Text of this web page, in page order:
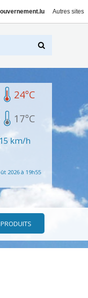
Autres sites
24°C
17°C
15 km/h
2026 à 19h55